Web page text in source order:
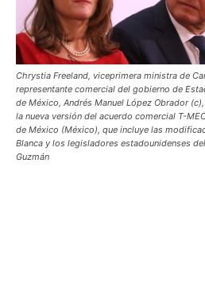
Chrystia Freeland, viceprimera ministra de
representante comercial del gobierno de
de México, Andrés Manuel López Obrador
la nueva versión del acuerdo comercial T-
de México (México), que incluye las
Blanca y los legisladores estadounidenses
Guzmán